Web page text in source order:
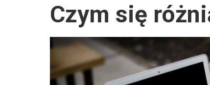
Czym się